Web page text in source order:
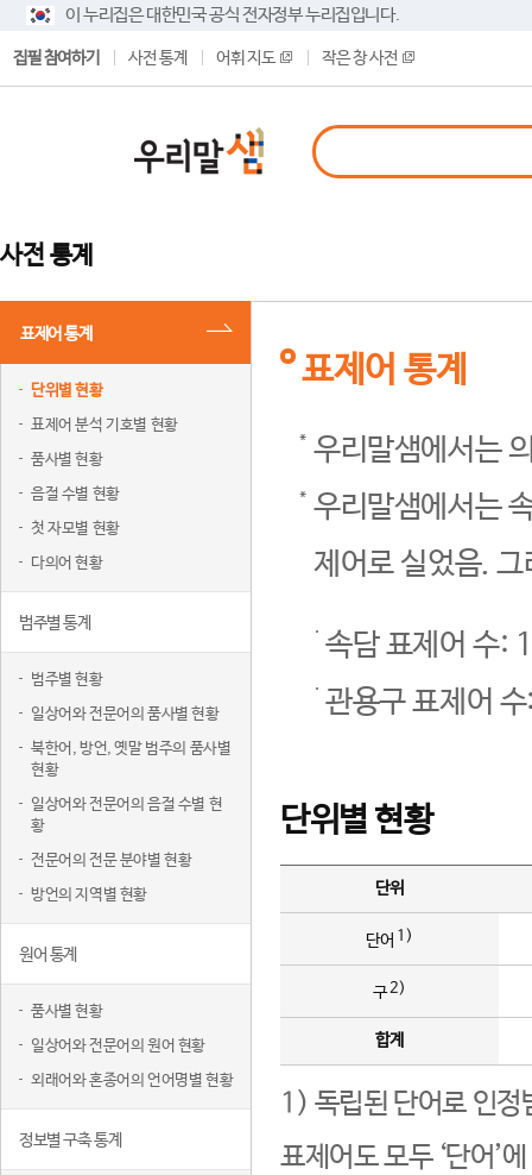
이 누리집은 대한민국 공식 전자정부 누리집입니다.
집필 참여하기 사전 통계 어휘 지도 작은 창 사전
사전 통계
표제어 통계
단위별 현황
표제어 분석 기호별 현황
품사별 현황
음절 수별 현황
첫 자모별 현황
다의어 현황
범주별 통계
범주별 현황
일상어와 전문어의 품사별 현황
북한어, 방언, 옛말 범주의 품사별
현황
일상어와 전문어의 음절 수별 현
황
전문어의 전문 분야별 현황
방언의 지역별 현황
원어 통계
품사별 현황
일상어와 전문어의 원어 현황
외래어와 혼종어의 언어명별 현황
정보별 구축 통계
표제어 통계
우리말샘에서는
우리말샘에서는
제어로 실었음.
속담 표제어 수:
관용구 표제어
단위별 현황
단위
단어 1)
구2)
합계
1) 독립된 단어로 인정
표제어도 모두 ‘단어’